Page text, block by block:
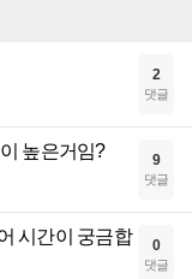
2
댓글
높은거임? 9
댓글
시간이 궁금합
0
댓글